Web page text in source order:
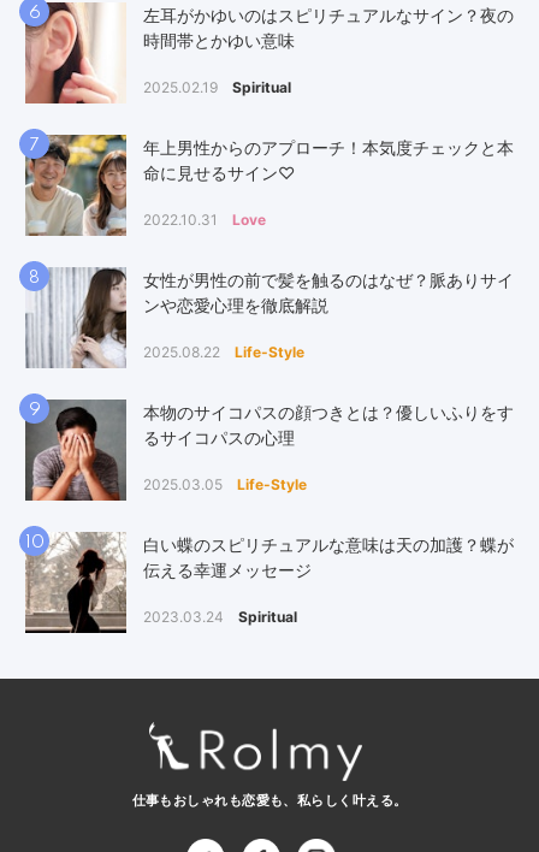
6
左耳がかゆいのはスピリチュアルなサイン？夜の
時間帯とかゆい意味
2025.02.19 Spiritual
7
年上男性からのアプローチ！本気度チェックと本
命に見せるサイン♡
2022.10.31 Love
8
女性が男性の前で髪を触るのはなぜ？脈ありサイ
ンや恋愛心理を徹底解説
2025.08.22 Life-Style
9
本物のサイコパスの顔つきとは？優しいふりをす
るサイコパスの心理
2025.03.05 Life-Style
10
白い蝶のスピリチュアルな意味は天の加護？蝶が
伝える幸運メッセージ
2023.03.24 Spiritual
仕事もおしゃれも恋愛も、 私らしく叶える。